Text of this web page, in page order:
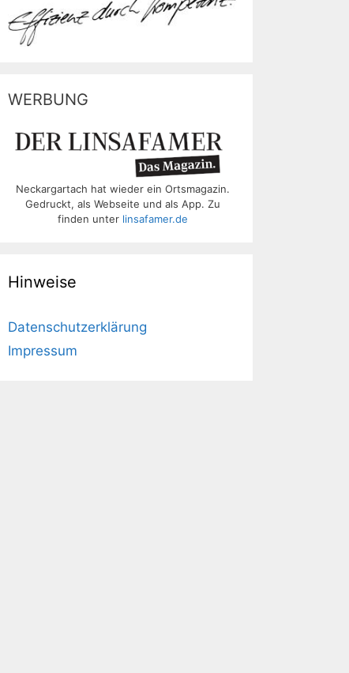
WERBUNG
Neckargartach hat wieder ein Ortsmagazin.
Gedruckt, als Webseite und als App. Zu
finden unter linsafamer.de
Hinweise
Datenschutzerklärung
Impressum